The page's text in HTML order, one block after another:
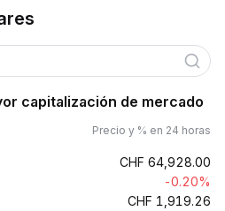
capitalización de mercado
Precio y % en 24 horas
CHF 64,928.00
-0.20%
CHF 1,919.26